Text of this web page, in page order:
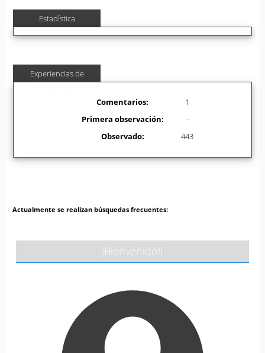
Estadística
Experiencias de
Comentarios:
1
Primera observación:
--
Observado:
443
Actualmente se realizan búsquedas frecuentes:
¡Bienvenido!!